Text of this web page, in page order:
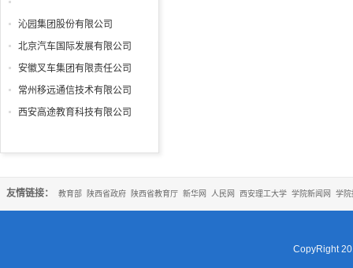
沁园集团股份有限公司
北京汽车国际发展有限公司
安徽叉车集团有限责任公司
常州移远通信技术有限公司
西安高途教育科技有限公司
友情链接： 教育部 陕西省政府 陕西省教育厅 新华网 人民网 西安理工大学 学院新闻网 学院
CopyRight